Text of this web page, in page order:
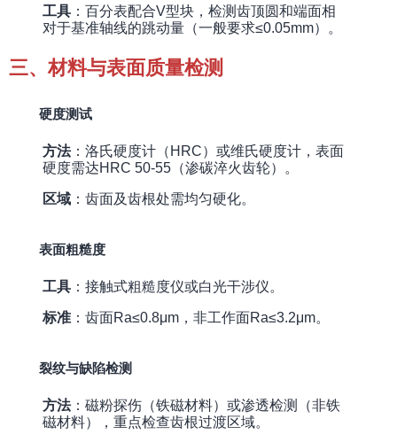
工具 ：百分表配合V型块，检测齿顶圆和端面相
对于基准轴线的跳动量（一般要求≤0.05mm）。
三、材料与表面质量检测
硬度测试
方法：洛氏硬度计（HRC）或维氏硬度计，表面
硬度需达HRC 50-55（渗碳淬火齿轮）。
区域 ：齿面及齿根处需均匀硬化。
表面粗糙度
工具 ：接触式粗糙度仪或白光干涉仪。
标准 ：齿面Ra≤0.8μm，非工作面Ra≤3.2μm。
裂纹与缺陷检测
方法：磁粉探伤（铁磁材料）或渗透检测（非铁
磁材料），重点检查齿根过渡区域。